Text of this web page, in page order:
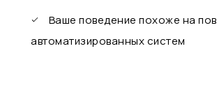
Ваше поведение похоже на
автоматизированных систем